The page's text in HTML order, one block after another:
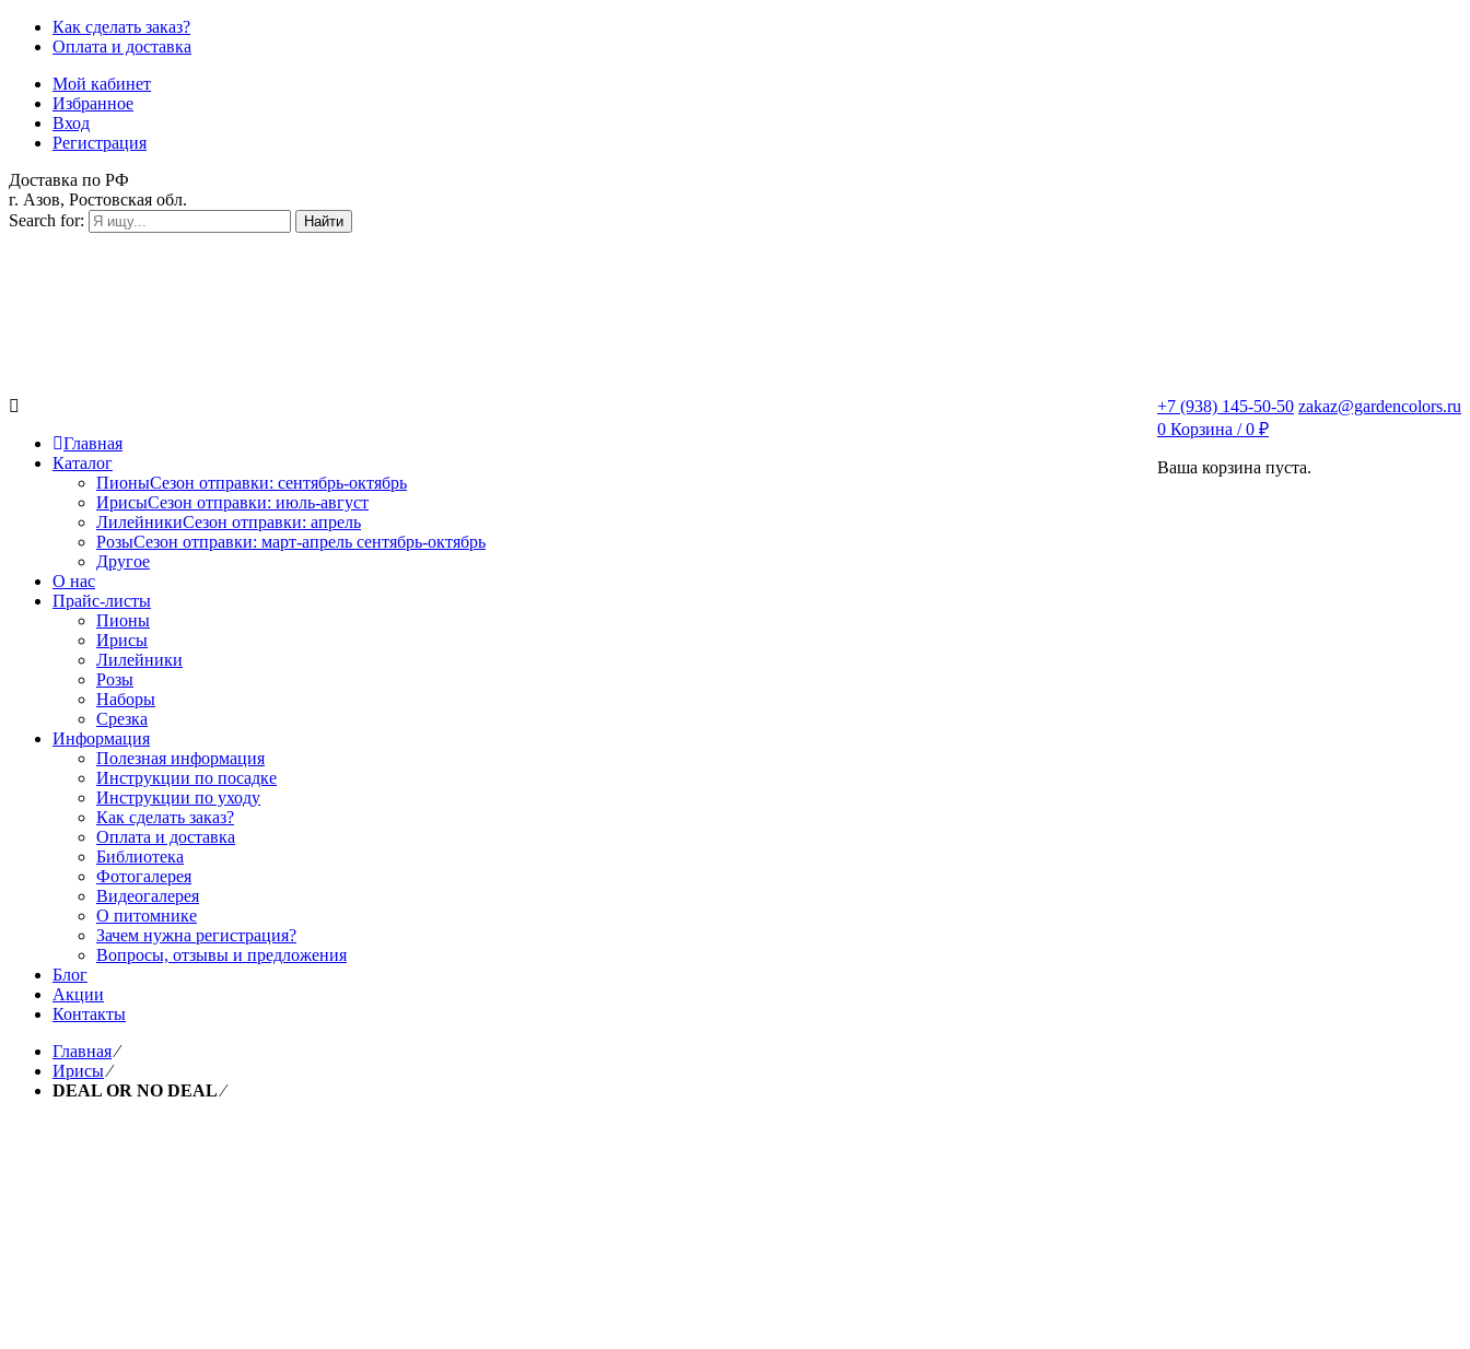
Как сделать заказ?
Оплата и доставка
Мой кабинет
Избранное
Вход
Регистрация
Доставка по РФ
г. Азов, Ростовская обл.
Search for:
Найти
+7 (938) 145-50-50 zakaz@gardencolors.ru
0 Корзина /0 ₽
Ваша корзина пуста.
Главная
Каталог
ПионыСезон отправки: сентябрь-октябрь
ИрисыСезон отправки: июль-август
ЛилейникиСезон отправки: апрель
РозыСезон отправки: март-апрель сентябрь-октябрь
Другое
О нас
Прайс-листы
Пионы
Ирисы
Лилейники
Розы
Наборы
Срезка
Информация
Полезная информация
Инструкции по посадке
Инструкции по уходу
Как сделать заказ?
Оплата и доставка
Библиотека
Фотогалерея
Видеогалерея
О питомнике
Зачем нужна регистрация?
Вопросы, отзывы и предложения
Блог
Акции
Контакты
Главная⁄
Ирисы⁄
DEAL OR NO DEAL⁄